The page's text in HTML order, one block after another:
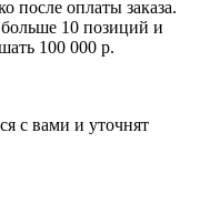
после оплаты заказа.
10 позиций и
100 000 р.
с вами и уточнят